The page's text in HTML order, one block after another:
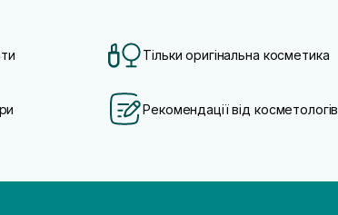
Тільки оригінальна косметика
Рекомендації від косметологів